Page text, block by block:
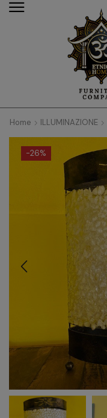
Home ILLUMINAZIONE
-26%